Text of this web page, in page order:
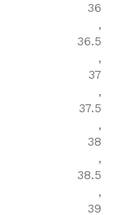
36
,
36.5
,
37
,
37.5
,
38
,
38.5
,
39